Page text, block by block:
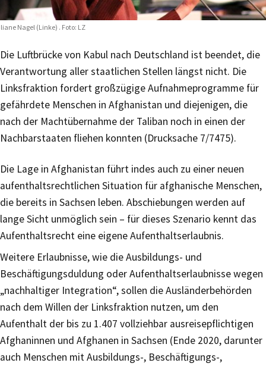
Nagel (Linke) . Foto: LZ
Die Luftbrücke von Kabul nach Deutschland ist beendet, die
Verantwortung aller staatlichen Stellen längst nicht. Die
Linksfraktion fordert großzügige Aufnahmeprogramme für
gefährdete Menschen in Afghanistan und diejenigen, die
nach der Machtübernahme der Taliban noch in einen der
Nachbarstaaten fliehen konnten (Drucksache 7/7475).
Die Lage in Afghanistan führt indes auch zu einer neuen
aufenthaltsrechtlichen Situation für afghanische Menschen,
die bereits in Sachsen leben. Abschiebungen werden auf
lange Sicht unmöglich sein – für dieses Szenario kennt das
Aufenthaltsrecht eine eigene Aufenthaltserlaubnis.
Weitere Erlaubnisse, wie die Ausbildungs- und
Beschäftigungsduldung oder Aufenthaltserlaubnisse wegen
„nachhaltiger Integration“, sollen die Ausländerbehörden
nach dem Willen der Linksfraktion nutzen, um den
Aufenthalt der bis zu 1.407 vollziehbar ausreisepflichtigen
Afghaninnen und Afghanen in Sachsen (Ende 2020, darunter
auch Menschen mit Ausbildungs-, Beschäftigungs-,